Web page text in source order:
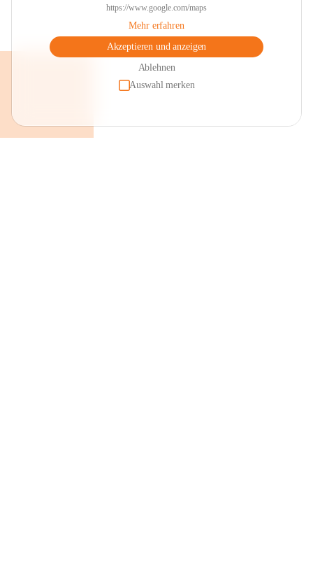
https://www.google.com/maps
Mehr erfahren
Akzeptieren und anzeigen
Ablehnen
Auswahl merken